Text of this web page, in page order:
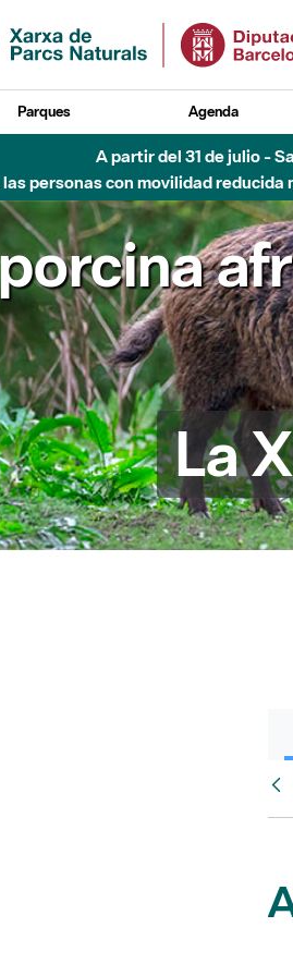
Parques Agenda
A partir del 31 de julio -
personas con movilidad
La